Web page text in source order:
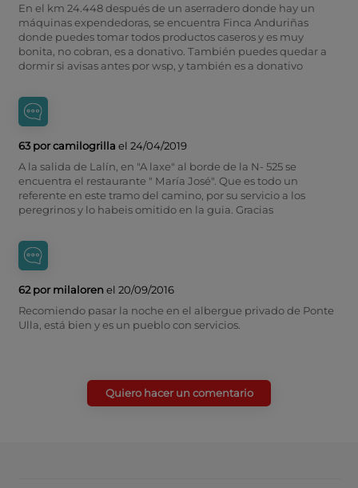
En el km 24.448 después de un aserradero donde hay un
máquinas expendedoras, se encuentra Finca Anduriñas
donde puedes tomar todos productos caseros y es muy
bonita, no cobran, es a donativo. También puedes quedar a
dormir si avisas antes por wsp, y también es a donativo
63 por camilogrilla el 24/04/2019
A la salida de Lalín, en "A laxe" al borde de la N- 525 se
encuentra el restaurante " María José". Que es todo un
referente en este tramo del camino, por su servicio a los
peregrinos y lo habeis omitido en la guia. Gracias
62 por milaloren el 20/09/2016
Recomiendo pasar la noche en el albergue privado de Ponte
Ulla, está bien y es un pueblo con servicios.
Quiero hacer un comentario